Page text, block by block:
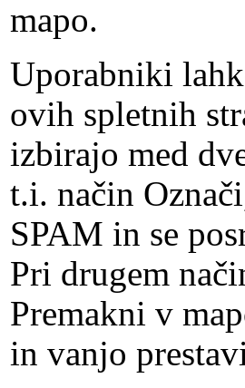
mapo.
Uporabniki
ovih spletnih
izbirajo med
t.i. način
SPAM in se
Pri drugem
Premakni v
in vanjo